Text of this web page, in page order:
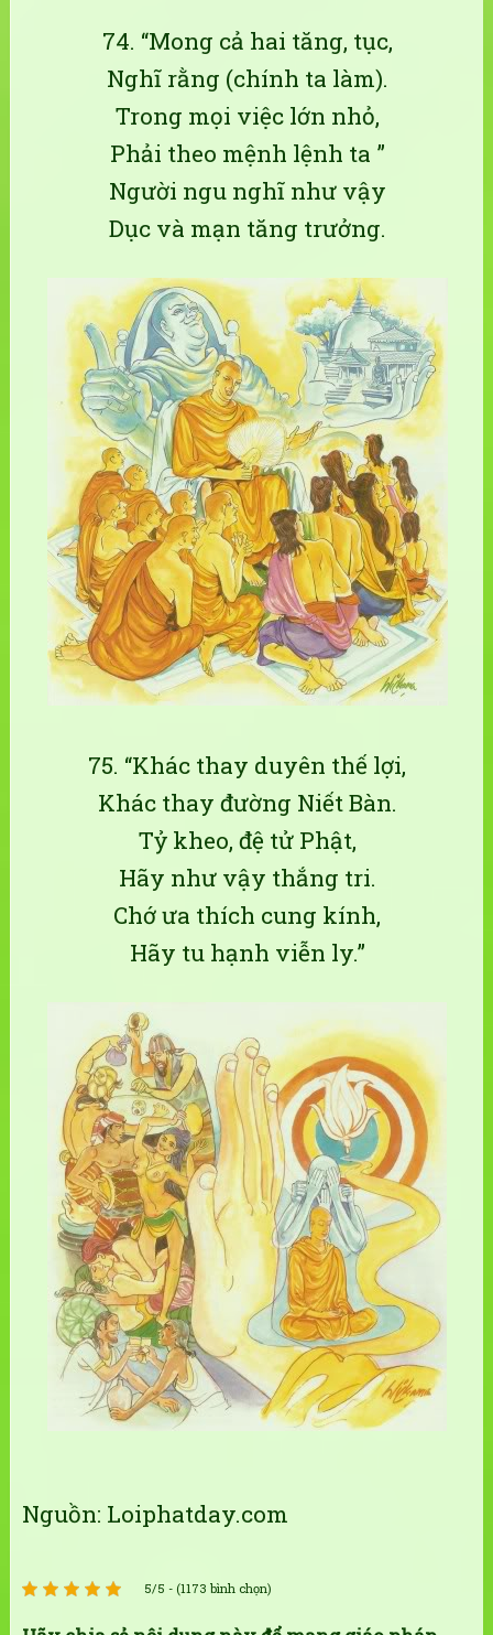
74. “Mong cả hai tăng, tục,
Nghĩ rằng (chính ta làm).
Trong mọi việc lớn nhỏ,
Phải theo mệnh lệnh ta ”
Người ngu nghĩ như vậy
Dục và mạn tăng trưởng.
75. “Khác thay duyên thế lợi,
Khác thay đường Niết Bàn.
Tỷ kheo, đệ tử Phật,
Hãy như vậy thắng tri.
Chớ ưa thích cung kính,
Hãy tu hạnh viễn ly.”
Nguồn: Loiphatday.com
5/5 - (1173 bình chọn)